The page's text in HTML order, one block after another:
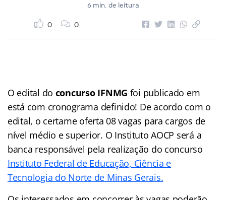
6 min. de leitura
0 0
O edital do concurso IFNMG foi publicado em
está com cronograma definido! De acordo com o
edital, o certame oferta 08 vagas para cargos de
nível médio e superior. O Instituto AOCP será a
banca responsável pela realização do concurso
Instituto Federal de Educação, Ciência e
Tecnologia do Norte de Minas Gerais.